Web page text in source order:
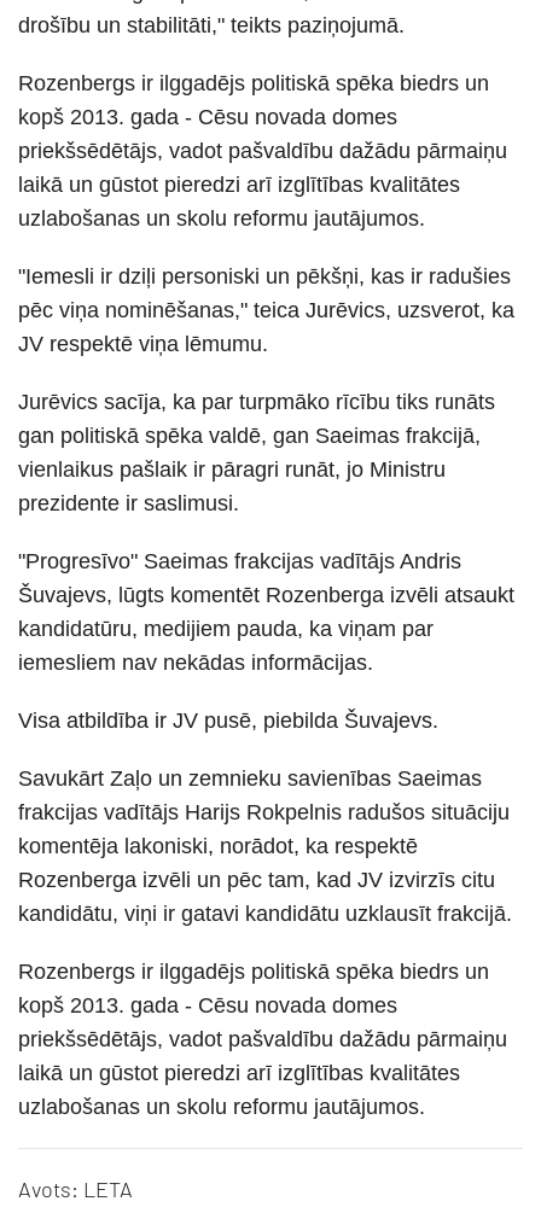
drošību un stabilitāti," teikts paziņojumā.
Rozenbergs ir ilggadējs politiskā spēka biedrs un
kopš 2013. gada - Cēsu novada domes
priekšsēdētājs, vadot pašvaldību dažādu pārmaiņu
laikā un gūstot pieredzi arī izglītības kvalitātes
uzlabošanas un skolu reformu jautājumos.
"Iemesli ir dziļi personiski un pēkšņi, kas ir radušies
pēc viņa nominēšanas," teica Jurēvics, uzsverot, ka
JV respektē viņa lēmumu.
Jurēvics sacīja, ka par turpmāko rīcību tiks runāts
gan politiskā spēka valdē, gan Saeimas frakcijā,
vienlaikus pašlaik ir pāragri runāt, jo Ministru
prezidente ir saslimusi.
"Progresīvo" Saeimas frakcijas vadītājs Andris
Šuvajevs, lūgts komentēt Rozenberga izvēli atsaukt
kandidatūru, medijiem pauda, ka viņam par
iemesliem nav nekādas informācijas.
Visa atbildība ir JV pusē, piebilda Šuvajevs.
Savukārt Zaļo un zemnieku savienības Saeimas
frakcijas vadītājs Harijs Rokpelnis radušos situāciju
komentēja lakoniski, norādot, ka respektē
Rozenberga izvēli un pēc tam, kad JV izvirzīs citu
kandidātu, viņi ir gatavi kandidātu uzklausīt frakcijā.
Rozenbergs ir ilggadējs politiskā spēka biedrs un
kopš 2013. gada - Cēsu novada domes
priekšsēdētājs, vadot pašvaldību dažādu pārmaiņu
laikā un gūstot pieredzi arī izglītības kvalitātes
uzlabošanas un skolu reformu jautājumos.
Avots: LETA